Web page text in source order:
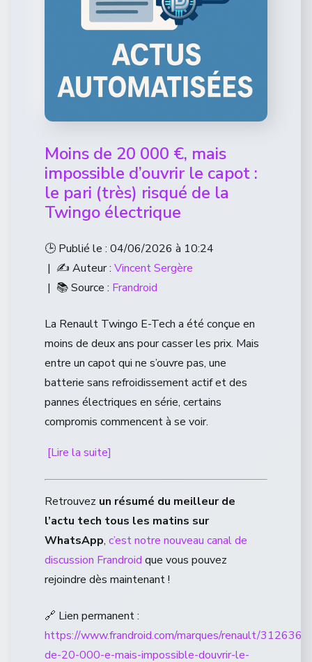
Moins de 20 000 €, mais
impossible d’ouvrir le capot :
le pari (très) risqué de la
Twingo électrique
🕒 Publié le : 04/06/2026 à 10:24
| ✍️ Auteur : Vincent Sergère
| 📚 Source : Frandroid
La Renault Twingo E-Tech a été conçue en
moins de deux ans pour casser les prix. Mais
entre un capot qui ne s’ouvre pas, une
batterie sans refroidissement actif et des
pannes électriques en série, certains
compromis commencent à se voir.
[Lire la suite]
Retrouvez un résumé du meilleur de
l’actu tech tous les matins sur
WhatsApp, c’est notre nouveau canal de
discussion Frandroid que vous pouvez
rejoindre dès maintenant !
🔗 Lien permanent :
https://www.frandroid.com/marques/renault/
de-20-000-e-mais-impossible-douvrir-le-